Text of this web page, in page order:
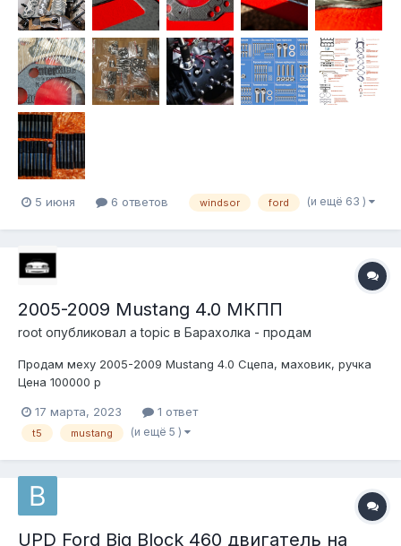
5 июня 6 ответов windsor ford (и ещё 63 )
2005-2009 Mustang 4.0 МКПП
root опубликовал a topic в Барахолка - продам
Продам меху 2005-2009 Mustang 4.0 Сцепа, маховик, ручка
Цена 100000 р
17 марта, 2023 1 ответ
t5 mustang (и ещё 5 )
UPD Ford Big Block 460 двигатель на